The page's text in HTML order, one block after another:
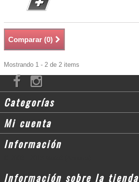
Comparar (0)
Mostrando 1 - 2 de 2 items
Categorías
Mi cuenta
Información
Información sobre la tienda